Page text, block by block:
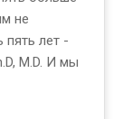
не
пять лет -
M.D. И мы